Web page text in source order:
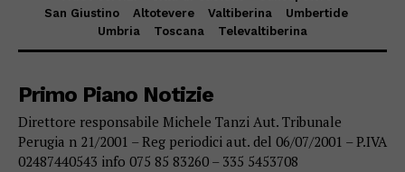
San Giustino
Altotevere Valtiberina
Umbertide
Umbria
Toscana Televaltiberina
Primo Piano Notizie
Direttore responsabile Michele Tanzi Aut. Tribunale
Perugia n 21/2001 – Reg periodici aut. del 06/07/2001 – P.IVA
02487440543 info 075 85 83260 – 335 5453708